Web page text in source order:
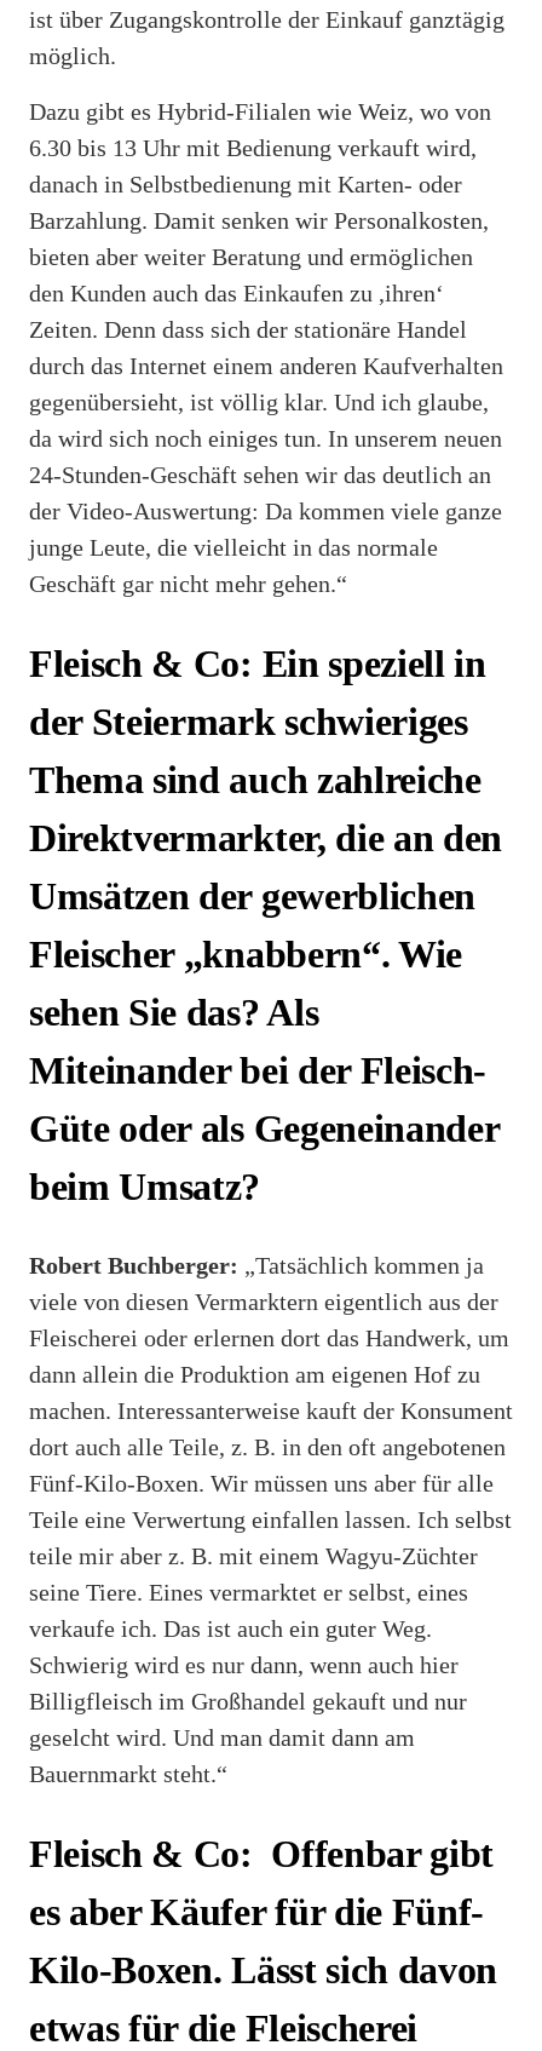
ist über Zugangskontrolle der Einkauf ganztägig
möglich.
Dazu gibt es Hybrid-Filialen wie Weiz, wo von
6.30 bis 13 Uhr mit Bedienung verkauft wird,
danach in Selbstbedienung mit Karten- oder
Barzahlung. Damit senken wir Personalkosten,
bieten aber weiter Beratung und ermöglichen
den Kunden auch das Einkaufen zu ,ihren‘
Zeiten. Denn dass sich der stationäre Handel
durch das Internet einem anderen Kaufverhalten
gegenübersieht, ist völlig klar. Und ich glaube,
da wird sich noch einiges tun. In unserem neuen
24-Stunden-Geschäft sehen wir das deutlich an
der Video-Auswertung: Da kommen viele ganze
junge Leute, die vielleicht in das normale
Geschäft gar nicht mehr gehen.“
Fleisch & Co: Ein speziell in
der Steiermark schwieriges
Thema sind auch zahlreiche
Direktvermarkter, die an den
Umsätzen der gewerblichen
Fleischer „knabbern“. Wie
sehen Sie das? Als
Miteinander bei der Fleisch-
Güte oder als Gegeneinander
beim Umsatz?
Robert Buchberger: „Tatsächlich kommen ja
viele von diesen Vermarktern eigentlich aus der
Fleischerei oder erlernen dort das Handwerk, um
dann allein die Produktion am eigenen Hof zu
machen. Interessanterweise kauft der Konsument
dort auch alle Teile, z. B. in den oft angebotenen
Fünf-Kilo-Boxen. Wir müssen uns aber für alle
Teile eine Verwertung einfallen lassen. Ich selbst
teile mir aber z. B. mit einem Wagyu-Züchter
seine Tiere. Eines vermarktet er selbst, eines
verkaufe ich. Das ist auch ein guter Weg.
Schwierig wird es nur dann, wenn auch hier
Billigfleisch im Großhandel gekauft und nur
geselcht wird. Und man damit dann am
Bauernmarkt steht.“
Fleisch & Co: Offenbar gibt
es aber Käufer für die Fünf-
Kilo-Boxen. Lässt sich davon
etwas für die Fleischerei